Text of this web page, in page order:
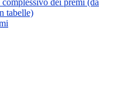
dei premi (da
tabelle)